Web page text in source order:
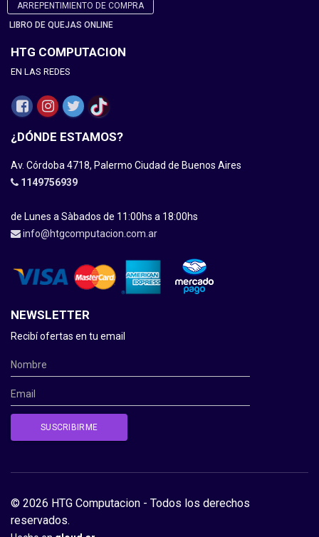
ARREPENTIMIENTO DE COMPRA
LIBRO DE QUEJAS ONLINE
HTG COMPUTACION
EN LAS REDES
¿DÓNDE ESTAMOS?
Av. Córdoba 4718, Palermo Ciudad de Buenos Aires
1149756939
de Lunes a Sàbados de 11:00hs a 18:00hs
info@htgcomputacion.com.ar
NEWSLETTER
Recibí ofertas en tu email
© 2026 HTG Computacion - Todos los derechos
reservados.